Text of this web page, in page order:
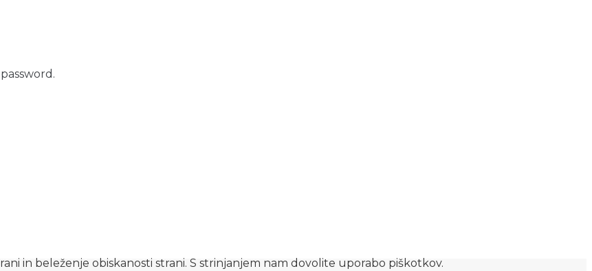
in beleženje obiskanosti strani. S strinjanjem nam dovolite uporabo piškotkov.